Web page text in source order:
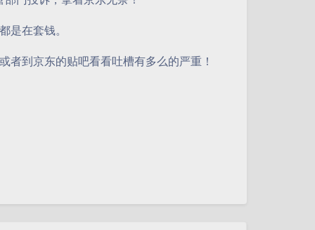
是在套钱。
到京东的贴吧看看吐槽有多么的严重！